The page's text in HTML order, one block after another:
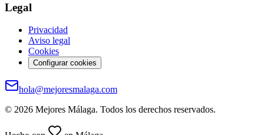
Legal
Privacidad
Aviso legal
Cookies
Configurar cookies
hola@mejoresmalaga.com
© 2026 Mejores Málaga. Todos los derechos reservados.